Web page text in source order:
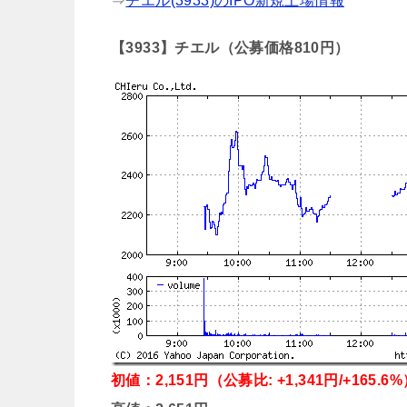
【3933】チエル（公募価格810円）
初値：2,151円（公募比: +1,341円/+165.6%